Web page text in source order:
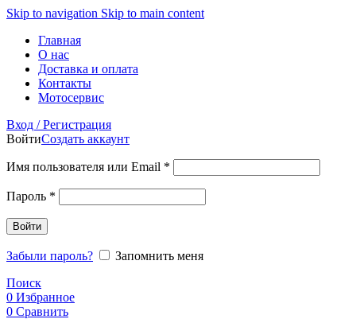
Skip to navigation Skip to main content
Главная
О нас
Доставка и оплата
Контакты
Мотосервис
Вход / Регистрация
ВойтиСоздать аккаунт
Имя пользователя или Email *
Пароль *
Войти
Забыли пароль?
Запомнить меня
Поиск
0 Избранное
0 Сравнить